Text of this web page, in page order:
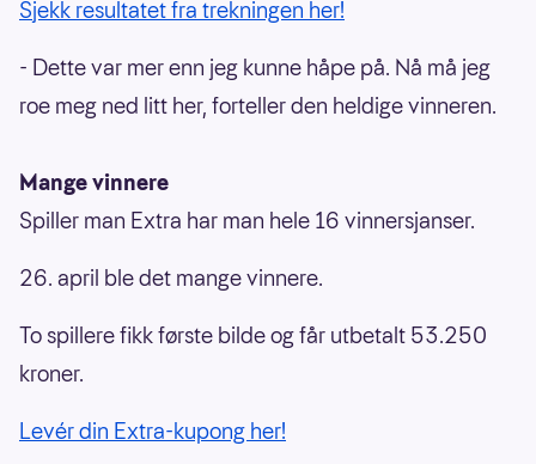
Sjekk resultatet fra trekningen her!
- Dette var mer enn jeg kunne håpe på. Nå må jeg
roe meg ned litt her, forteller den heldige vinneren.
Mange vinnere
Spiller man Extra har man hele 16 vinnersjanser.
26. april ble det mange vinnere.
To spillere fikk første bilde og får utbetalt 53.250
kroner.
Levér din Extra-kupong her!